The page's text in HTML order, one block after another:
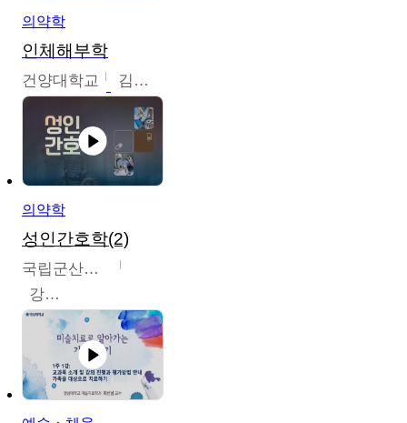
의약학
인체해부학
건양대학교 김철태
의약학
성인간호학(2)
국립군산대학교
강경아